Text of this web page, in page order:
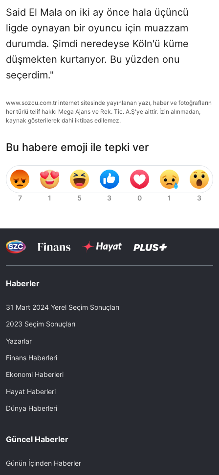
Said El Mala on iki ay önce hala üçüncü
ligde oynayan bir oyuncu için muazzam
durumda. Şimdi neredeyse Köln'ü küme
düşmekten kurtarıyor. Bu yüzden onu
seçerdim."
www.sozcu.com.tr internet sitesinde yayınlanan yazı, haber ve fotoğrafların
her türlü telif hakkı Mega Ajans ve Rek. Tic. A.Ş'ye aittir. İzin alınmadan,
kaynak gösterilerek dahi iktibas edilemez.
Bu habere emoji ile tepki ver
Haberler
31 Mart 2024 Yerel Seçim Sonuçları
2023 Seçim Sonuçları
Yazarlar
Finans Haberleri
Ekonomi Haberleri
Hayat Haberleri
Dünya Haberleri
Güncel Haberler
Günün İçinden Haberler